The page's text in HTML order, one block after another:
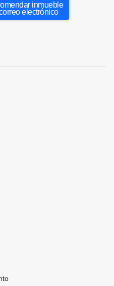
inmueble
electrónico